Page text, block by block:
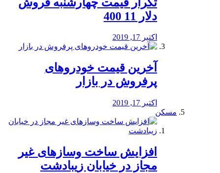
دلار 11 400
اکتبر 17, 2019
آخرین قیمت خودرو‌های
پرفروش در بازار
اکتبر 17, 2019
مسکن
افزایش ساخت وسازهای غیر
مجاز در خیابان زیبادشت